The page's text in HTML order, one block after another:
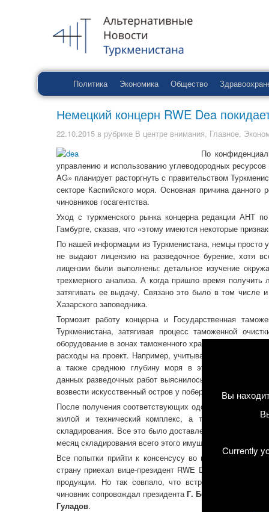
Политика Экономика Общество
Немецкий концерн RWE Dea
22.10.2015 в рубрике В центре внимания, Главное,
По
управлению и использованию углеводородных ресурсов
AG» планирует расторгнуть с правительством
секторе Каспийского моря. Основная причина
чиновников госагентства.
Уход с туркменского рынка концерна редакции АНТ
Гамбурге, сказав, что «этому имеются некоторые
По нашей информации из Туркменистана, немцы просто
не выдают лицензию на разведочное бурение, хотя
лицензии были выполнены: детальное изучение
трехмерного анализа. А когда пришло время получить
затягивать ее выдачу. Связано это было в том числе
Хазарского заповедника.
Тормозит работу концерна и Государственная
Туркменистана, затягивая процесс таможенной
оборудование в зонах таможенного хранения и тем
расходы на проект. Например, учитывая расположение
а также среднюю глубину моря в этом районе,
данных разведочных работ выяснилось, что бурение
возвести искусственный остров у побережья Окарема по
После получения соответствующих одобрений из
жилой и технический комплекс, а также ремонтно-
складирования. Все это было доставлено в
месяц складирования всего этого имущества в порту
Все попытки прийти к консенсусу во
страну приехал вице-президент RWE Dea чтобы
продукции. Но так совпало, что встреча с
чиновник сопровождал президентаГ. Бердымухамедова
Гуладов.
Вы
Currently